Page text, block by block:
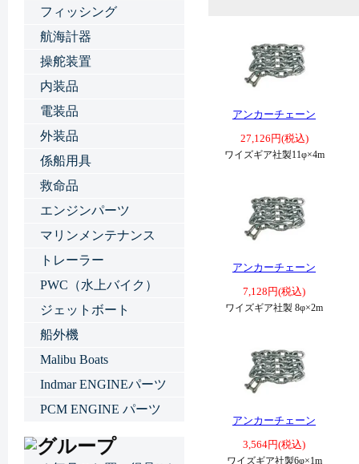
アンカーチェーン
27,126円(税込)
ワイズギア社製11φ×4m
アンカーチェーン
7,128円(税込)
ワイズギア社製 8φ×2m
アンカーチェーン
3,564円(税込)
ワイズギア社製6φ×1m
フィッシング
航海計器
操舵装置
内装品
電装品
外装品
係船用具
救命品
エンジンパーツ
マリンメンテナンス
トレーラー
PWC（水上バイク）
ジェットボート
船外機
Malibu Boats
Indmar ENGINEパーツ
PCM ENGINE パーツ